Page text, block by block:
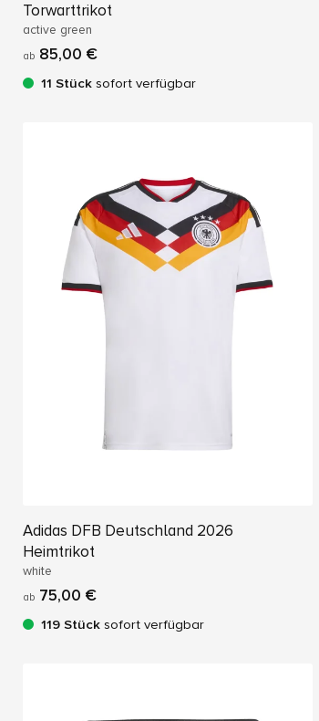
Torwarttrikot
active green
ab 85,00 €
11 Stück sofort verfügbar
Adidas DFB Deutschland 2026
Heimtrikot
white
ab 75,00 €
119 Stück sofort verfügbar